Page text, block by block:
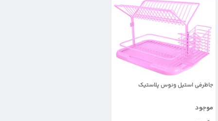
جاظرفی استیل ونوس پلاستیک
موجود